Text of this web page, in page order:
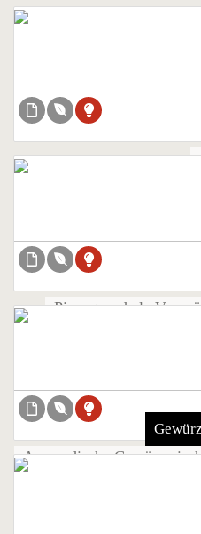
Pimenton de la Vera,
Ayurvedische